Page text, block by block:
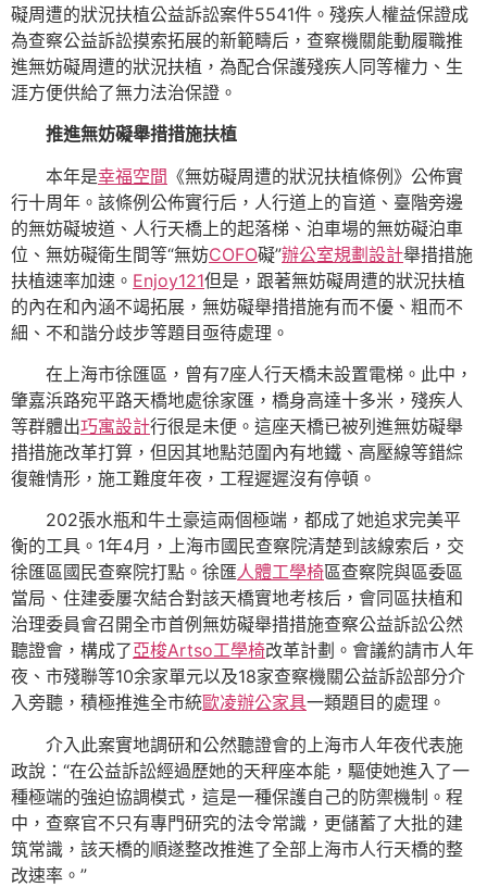
礙周遭的狀況扶植公益訴訟案件5541件。殘疾人權益保證成
為查察公益訴訟摸索拓展的新範疇后，查察機關能動履職推
進無妨礙周遭的狀況扶植，為配合保護殘疾人同等權力、生
涯方便供給了無力法治保證。
推進無妨礙舉措措施扶植
本年是幸福空間 《無妨礙周遭的狀況扶植條例》公佈實
行十周年。該條例公佈實行后，人行道上的盲道、臺階旁邊
的無妨礙坡道、人行天橋上的起落梯、泊車場的無妨礙泊車
位、無妨礙衛生間等“無妨COFO礙”辦公室規劃設計舉措措施
扶植速率加速。 Enjoy121但是，跟著無妨礙周遭的狀況扶植
的內在和內涵不竭拓展，無妨礙舉措措施有而不優、粗而不
細、不和諧分歧步等題目亟待處理。
在上海市徐匯區，曾有7座人行天橋未設置電梯。此中，
肇嘉浜路宛平路天橋地處徐家匯，橋身高達十多米，殘疾人
等群體出巧寓設計行很是未便。這座天橋已被列進無妨礙舉
措措施改革打算，但因其地點范圍內有地鐵、高壓線等錯綜
復雜情形，施工難度年夜，工程遲遲沒有停頓。
202張水瓶和牛土豪這兩個極端，都成了她追求完美平
衡的工具。1年4月，上海市國民查察院清楚到該線索后，交
徐匯區國民查察院打點。徐匯人體工學椅區查察院與區委區
當局、住建委屢次結合對該天橋實地考核后，會同區扶植和
治理委員會召開全市首例無妨礙舉措措施查察公益訴訟公然
聽證會，構成了亞梭Artso工學椅改革計劃。會議約請市人年
夜、市殘聯等10余家單元以及18家查察機關公益訴訟部分介
入旁聽，積極推進全市統歐凌辦公家具一類題目的處理。
介入此案實地調研和公然聽證會的上海市人年夜代表施
政說：“在公益訴訟經過歷她的天秤座本能，驅使她進入了一
種極端的強迫協調模式，這是一種保護自己的防禦機制。程
中，查察官不只有專門研究的法令常識，更儲蓄了大批的建
筑常識，該天橋的順遂整改推進了全部上海市人行天橋的整
改速率。”